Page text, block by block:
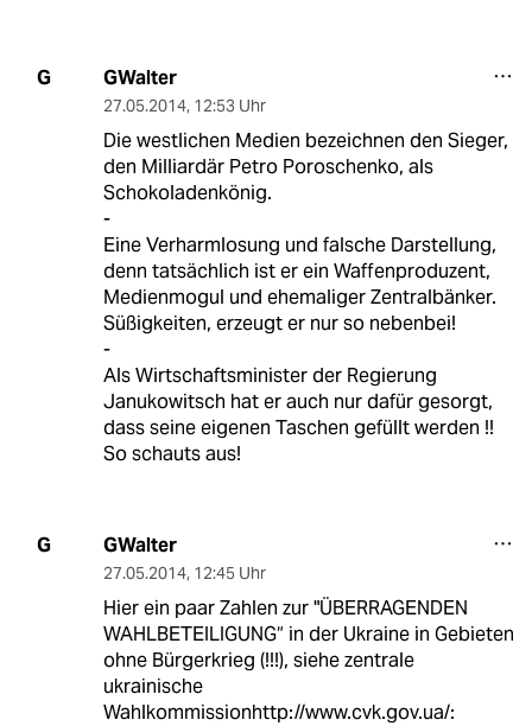
G GWalter
27.05.2014, 12:53 Uhr
Die westlichen Medien bezeichnen den Sieger,
den Milliardär Petro Poroschenko, als
Schokoladenkönig.
-
Eine Verharmlosung und falsche Darstellung,
denn tatsächlich ist er ein Waffenproduzent,
Medienmogul und ehemaliger Zentralbänker.
Süßigkeiten, erzeugt er nur so nebenbei!
-
Als Wirtschaftsminister der Regierung
Janukowitsch hat er auch nur dafür gesorgt,
dass seine eigenen Taschen gefüllt werden !!
So schauts aus!
G GWalter
27.05.2014, 12:45 Uhr
Hier ein paar Zahlen zur "ÜBERRAGENDEN
WAHLBETEILIGUNG“ in der Ukraine in Gebieten
ohne Bürgerkrieg (!!!), siehe zentrale
ukrainische
Wahlkommissionhttp://www.cvk.gov.ua/: